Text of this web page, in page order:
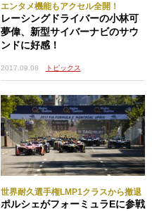
エンタメ機能もアクセル全開！
レーシングドライバーの小林可
夢偉、新型サイバーナビのサウ
ンドに好感！
2017.09.08 トピックス
世界耐久選手権LMP1クラスから撤退
ポルシェがフォーミュラEに参戦